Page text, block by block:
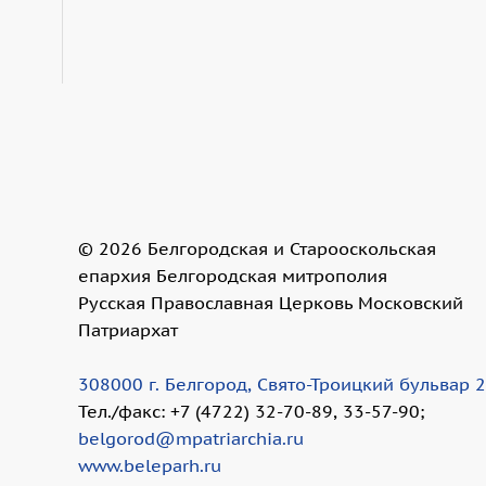
© 2026 Белгородская и Старооскольская
епархия Белгородская митрополия
Русская Православная Церковь Московский
Патриархат
308000 г. Белгород, Свято-Троицкий бульвар
Тел./факс: +7 (4722) 32-70-89, 33-57-90;
belgorod@mpatriarchia.ru
www.beleparh.ru